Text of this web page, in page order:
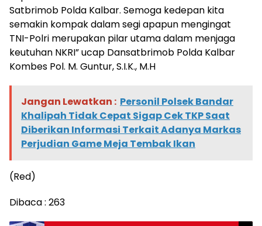
Satbrimob Polda Kalbar. Semoga kedepan kita
semakin kompak dalam segi apapun mengingat
TNI-Polri merupakan pilar utama dalam menjaga
keutuhan NKRI” ucap Dansatbrimob Polda Kalbar
Kombes Pol. M. Guntur, S.I.K., M.H
Jangan Lewatkan : Personil Polsek Bandar
Khalipah Tidak Cepat Sigap Cek TKP Saat
Diberikan Informasi Terkait Adanya Markas
Perjudian Game Meja Tembak Ikan
(Red)
Dibaca : 263